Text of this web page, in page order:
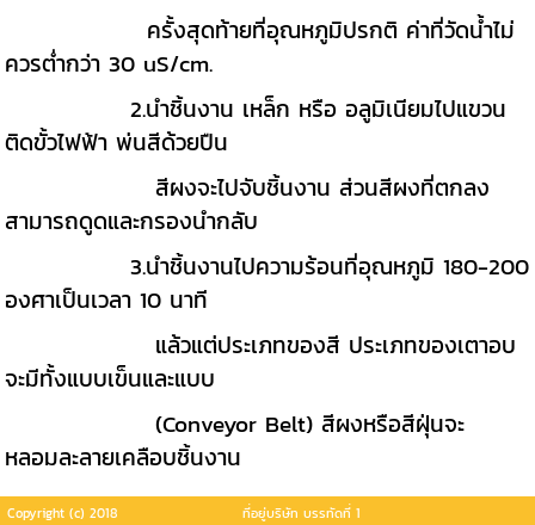
ครั้งสุดท้ายที่อุณหภูมิปรกติ ค่าที่วัดน้ำไม่
ควรต่ำกว่า 30 uS/cm.
2.นำชิ้นงาน เหล็ก หรือ อลูมิเนียมไปแขวน
ติดขั้วไฟฟ้า พ่นสีด้วยปืน
สีผงจะไปจับชิ้นงาน ส่วนสีผงที่ตกลง
สามารถดูดและกรองนำกลับ
3.นำชิ้นงานไปความร้อนที่อุณหภูมิ 180-200
องศาเป็นเวลา 10 นาที
แล้วแต่ประเภทของสี ประเภทของเตาอบ
จะมีทั้งแบบเข็นและแบบ
(Conveyor Belt) สีผงหรือสีฝุ่นจะ
หลอมละลายเคลือบชิ้นงาน
Copyright (c) 2018 ที่อยู่บริษัท บรรทัดที่ 1